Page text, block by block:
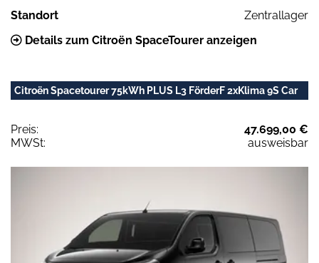
Standort
Zentrallager
Details zum Citroën SpaceTourer anzeigen
Citroën Spacetourer 75kWh PLUS L3 FörderF 2xKlima 9S Car
Preis:
47.699,00 €
MWSt:
ausweisbar